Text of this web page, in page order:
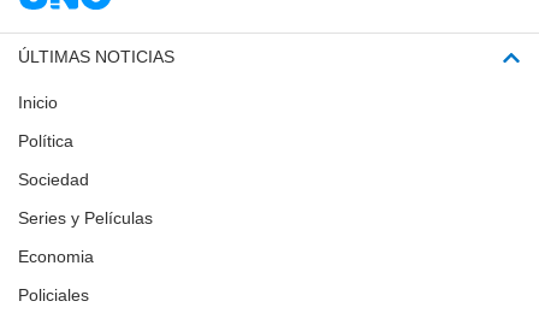
ÚLTIMAS NOTICIAS
Inicio
Política
Sociedad
Series y Películas
Economia
Policiales